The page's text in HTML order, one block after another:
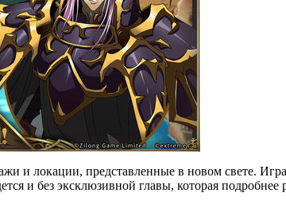
и локации, представленные в новом свете.
и без эксклюзивной главы, которая